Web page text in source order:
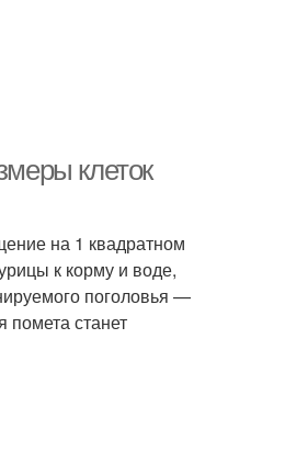
клеток
на 1 квадратном
к корму и воде,
поголовья —
помета станет